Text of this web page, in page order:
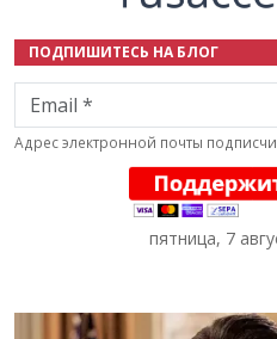
ПОДПИШИТЕСЬ НА БЛОГ
Email
Адрес электронной почты
пятница, 7